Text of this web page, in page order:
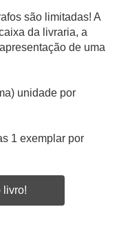
são limitadas! A
da livraria, a
de uma
unidade por
1 exemplar por
livro!